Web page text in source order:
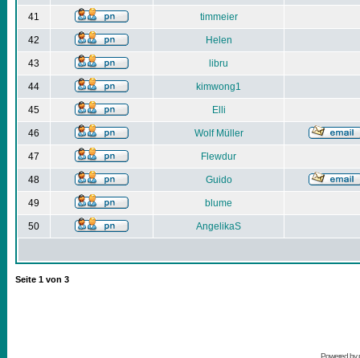
41 timmeier
42 Helen
43 libru
44 kimwong1
45 Elli
46 Wolf Müller
47 Flewdur
48 Guido
49 blume
50 AngelikaS
Seite 1 von 3
Powered by